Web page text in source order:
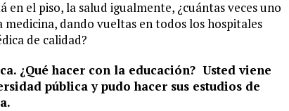
en el piso, la salud igualmente, ¿cuántas veces uno
dando vueltas en todos los hospitales
de calidad?
¿Qué hacer con la educación? Usted viene
pública y pudo hacer sus estudios de